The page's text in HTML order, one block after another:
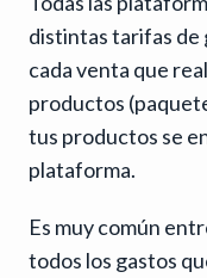
distintas tarifas de
cada venta que
productos
tus productos se
plataforma.
Es muy común
todos los gastos